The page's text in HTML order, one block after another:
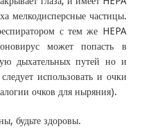
мелкодисперсные частицы.
с тем же HEPA
может попасть в
дыхательных путей но и
использовать и очки
очков для ныряния).
будьте здоровы.